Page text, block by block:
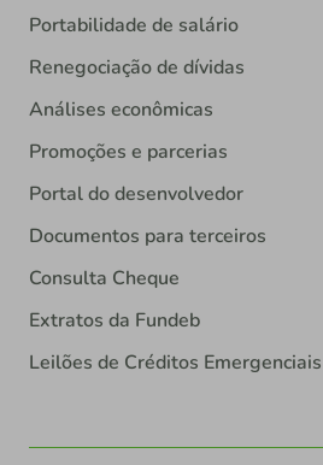
Portabilidade de salário
Renegociação de dívidas
Análises econômicas
Promoções e parcerias
Portal do desenvolvedor
Documentos para terceiros
Consulta Cheque
Extratos da Fundeb
Leilões de Créditos Emergenciais